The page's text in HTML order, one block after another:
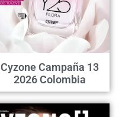
Cyzone Campaña 13
2026 Colombia